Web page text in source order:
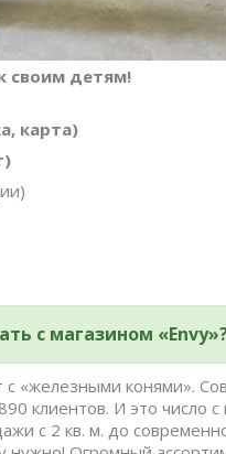
своим детям!
карта)
с магазином
«железными конями».
клиентов. И это число
с 2 кв. м. до